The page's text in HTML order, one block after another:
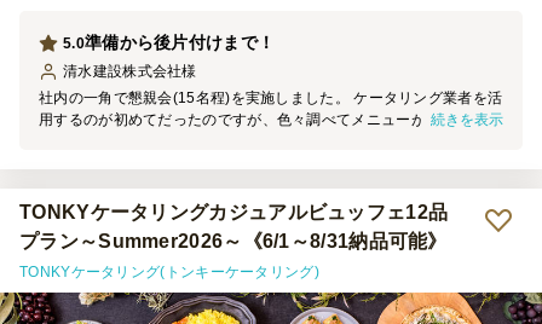
準備から後片付けまで！
5.0
清水建設株式会社様
社内の一角で懇親会(15名程)を実施しました。 ケータリング業者を活
用するのが初めてだったのですが、色々調べてメニューがたくさんあ
など)簡単な資料をメールでお送りしたこともよかったのか、お料理
の配膳やちょっとした飾りつけ(テーブルクロスと造花)もあり、当日
は問題なく開始できました。 片付けも非常にスムーズで、２０～３
０分程で完了しました。常駐のスタッフも丁寧な接客で、また機会が
あればこちらに依頼したいと思いました。 誠にありがとうございま
した。
続きを表示
TONKYケータリングカジュアルビュッフェ12品
プラン～Summer2026～《6/1～8/31納品可能》
TONKYケータリング(トンキーケータリング)